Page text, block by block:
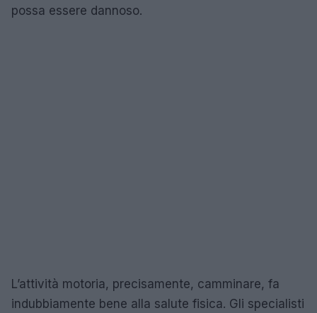
possa essere dannoso.
L’attività motoria, precisamente, camminare, fa
indubbiamente bene alla salute fisica. Gli specialisti